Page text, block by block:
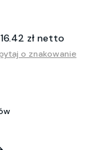
16.42 zł netto
o znakowanie